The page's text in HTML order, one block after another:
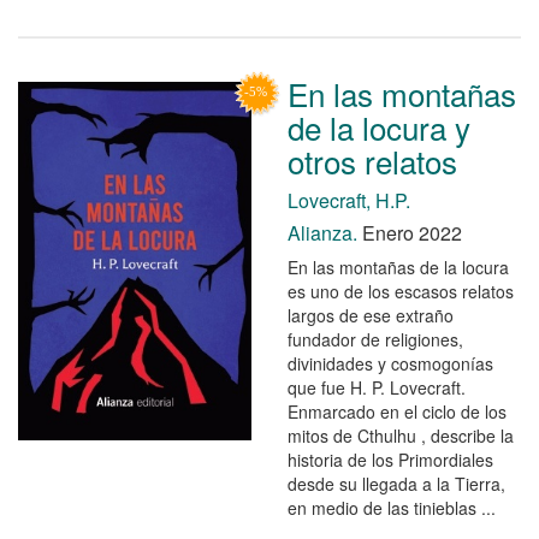
En las montañas
de la locura y
otros relatos
Lovecraft, H.P.
Alianza. Enero 2022
En las montañas de la locura
es uno de los escasos relatos
largos de ese extraño
fundador de religiones,
divinidades y cosmogonías
que fue H. P. Lovecraft.
Enmarcado en el ciclo de los
mitos de Cthulhu , describe la
historia de los Primordiales
desde su llegada a la Tierra,
en medio de las tinieblas ...